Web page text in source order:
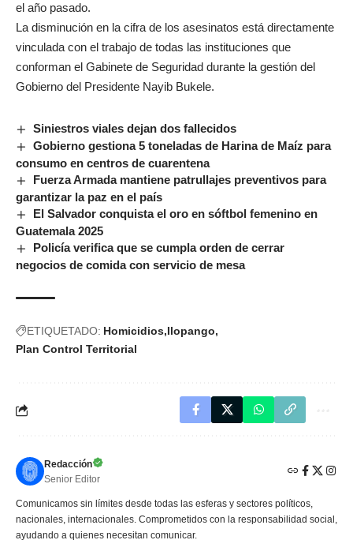
el año pasado.
La disminución en la cifra de los asesinatos está directamente
vinculada con el trabajo de todas las instituciones que
conforman el Gabinete de Seguridad durante la gestión del
Gobierno del Presidente Nayib Bukele.
Siniestros viales dejan dos fallecidos
Gobierno gestiona 5 toneladas de Harina de Maíz para
consumo en centros de cuarentena
Fuerza Armada mantiene patrullajes preventivos para
garantizar la paz en el país
El Salvador conquista el oro en sóftbol femenino en
Guatemala 2025
Policía verifica que se cumpla orden de cerrar
negocios de comida con servicio de mesa
ETIQUETADO: Homicidios Ilopango
Plan Control Territorial
Redacción
Senior Editor
Comunicamos sin límites desde todas las esferas y sectores políticos,
nacionales, internacionales. Comprometidos con la responsabilidad social,
ayudando a quienes necesitan comunicar.